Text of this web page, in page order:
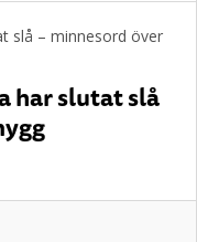
har slutat slå